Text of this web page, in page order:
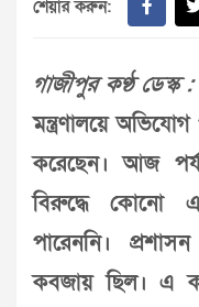
শেয়ার করুন:
গাজীপুর কণ্ঠ ডেস্ক :
মন্ত্রণালয়ে
করেছেন। আজ
বিরুদ্ধে কোনো
পারেননি।
কবজায় ছিল। এ